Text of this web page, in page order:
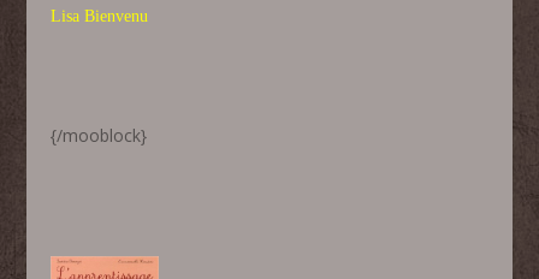
Lisa Bienvenu
{/mooblock}